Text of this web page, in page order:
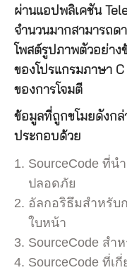
ผ่านแอปพลิเคชัน
จำนวนมากสามารถด
โพสต์รูปภาพตัวอย่า
ของโปรแกรมภาษา
ของการโจมตี
ข้อมูลที่ถูกขโมยดังก
ประกอบด้วย
SourceCode ที่น
ปลอดภัย
อัลกอริธึมสำหรับ
ใบหน้า
SourceCode สำ
SourceCode ที่เ